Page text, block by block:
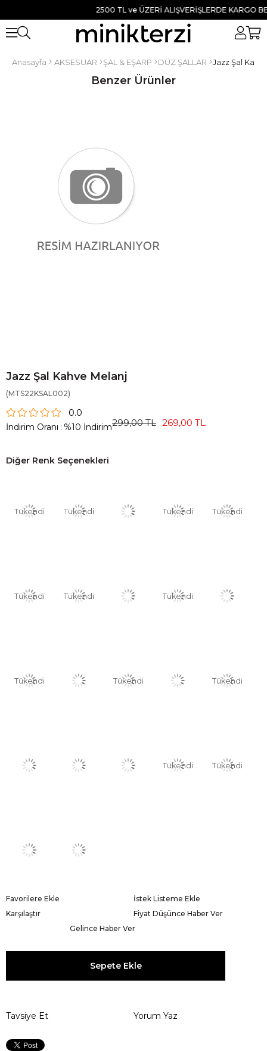
2500 TL ve ÜZERİ ALIŞVERİŞLERDE KARGO
Anasayfa AKSESUAR ŞAL & EŞARP DÜZ ŞALLAR Jazz Şal
Benzer Ürünler
Jazz Şal Kahve Melanj
(MTS22KSAL002)
0.0
İndirim Oranı : %10 İndirim299,00 TL 269,00 TL
Diğer Renk Seçenekleri
Tükendi Tükendi Tükendi Tükendi
Tükendi Tükendi Tükendi
Tükendi Tükendi Tükendi
Tükendi Tükendi
Favorilere Ekle
İstek Listeme Ekle
Karşılaştır
Fiyat Düşünce Haber Ver
Gelince Haber Ver
Tavsiye Et Yorum Yaz